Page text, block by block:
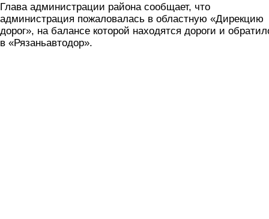
Глава администрации района сообщает, что
администрация пожаловалась в областную «Дирекцию
дорог», на балансе которой находятся дороги и
в «Рязаньавтодор».